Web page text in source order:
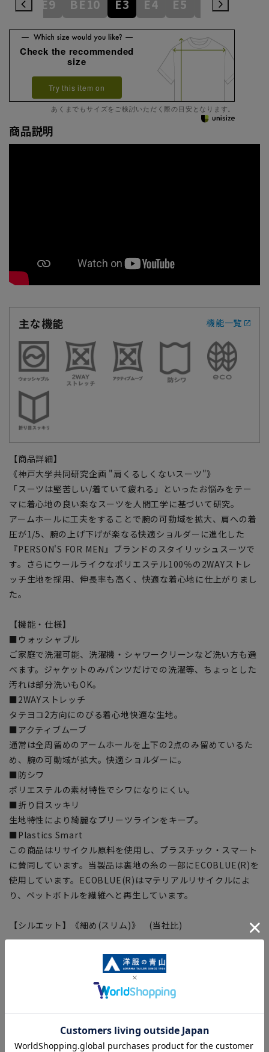
BE9 BE10 E3 E4 E5
Check the recommended
size
Try this item on
あくまでもサイズをご検討いただく際の目安となります。
商品説明
主な機能 機能一覧
【商品詳細】
《神戸大学共同研究企画 "肩くるしくないスーツ"》
「スーツは堅苦しい/着ていて疲れる」といったお悩みをテー
マに着心地の良い楽なスーツを人間工学に基づいて研究。
アームホールに工夫をすることで腕の可動域を拡大、肩への着
圧が1/5、腕の上げ下げが楽なる快適ショルダーに進化した
『PERSON'S FOR MEN』ブランドのスタイリッシュスーツで
す。さらにウールライクなポリエステル100％の2WAYストレ
ッチ生地を採用、伸長率も高く、快適な着心地に仕上がりまし
た。
【機能・仕様】
■ウォッシャブル
ご家庭で洗濯可能、洗濯機・シャワークリーンなど洗い方も選
べます。ジャケットのみパンツだけでの洗濯等、ちょっとした
汚れは部分洗いもOK。
■2WAYストレッチ
タテヨコ2方向にのびる着心地快適な生地。
■アクティブムーブ
通常は全周留めのアームホールを上下の2点のみ留めているた
め、腕の可動域が拡大。快適ショルダーに。
■防シワ
ポリエステルの素材特性でシワになりにくい。
■折り目スッキリ
生地特性により綺麗なプリーツラインをキープ。
■Plastics Smart
この商品はリサイクル原料を使用し、プラスチック・スマート
に賛同しています。当製品は裏地の糸の一部にECOBLUE(R)を
使用しています。ECOBLUE(R)はマテリアルリサイクルによ
り、ペットボトルを繊維へと再生しています。
【シルエット】《細め(スリム)》 (当社比)
【商品に関するご注意】
■商品画像はサンプルのため、色味やサイズ等の仕様に変更が
ある場合がございますので、予めご了承ください。
■ゆとり感には個人差があります。サイズ表を確認の上、ご購
入の目安としてご利用ください。
■生地や仕様・デザインにより、着用感や実際のサイズ表に若
干の誤差が生じる場合がございます。予めご了承ください。